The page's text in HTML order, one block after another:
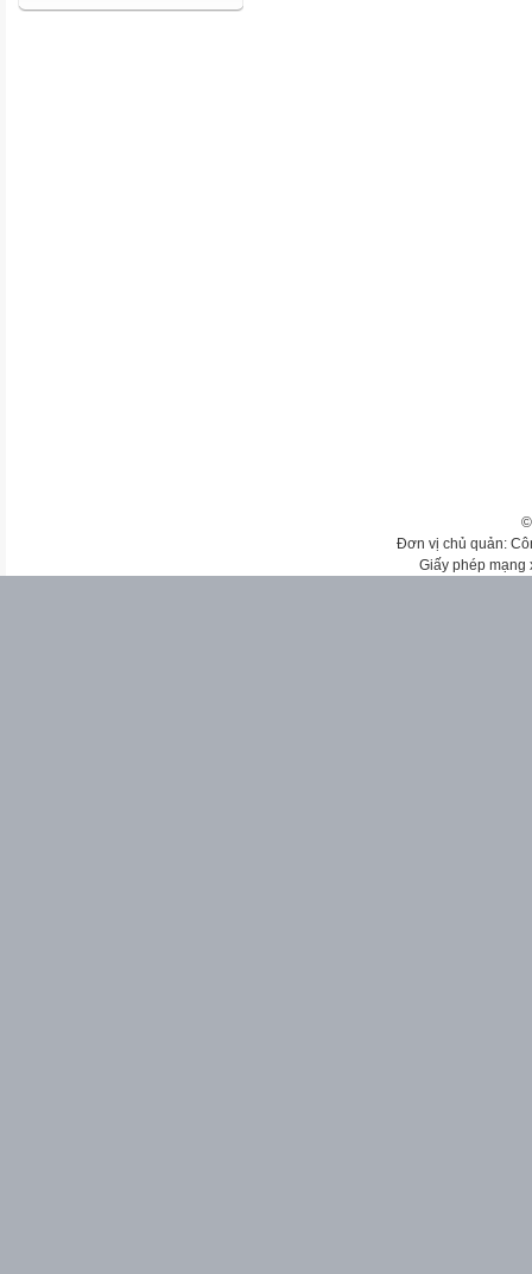
Đơn vị chủ quản:
Giấy phép mạng